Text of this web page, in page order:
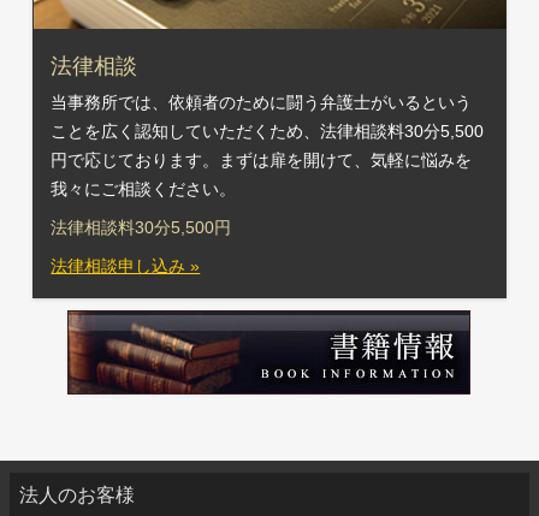
法律相談
当事務所では、依頼者のために闘う弁護士がいるという
ことを広く認知していただくため、法律相談料30分5,500
円で応じております。まずは扉を開けて、気軽に悩みを
我々にご相談ください。
法律相談料30分5,500円
法律相談申し込み »
法人のお客様